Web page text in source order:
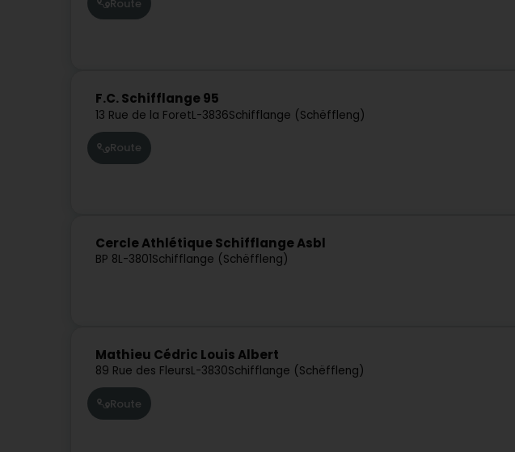
Route
F.C. Schifflange 95
13 Rue de la ForetL-3836Schifflange (Schëffleng)
Route
Cercle Athlétique Schifflange Asbl
BP 8L-3801Schifflange (Schëffleng)
Mathieu Cédric Louis Albert
89 Rue des FleursL-3830Schifflange (Schëffleng)
Route